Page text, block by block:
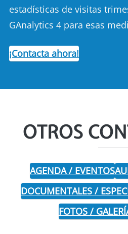
estadísticas de visitas
GAnalytics 4 para esas
¡Contacta ahora!
OTROS
AGENDA / EVENTOS
DOCUMENTALES /
FOTOS /